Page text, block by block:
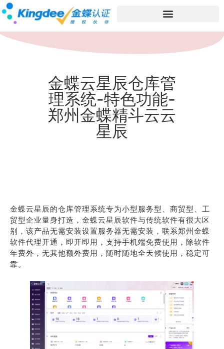
金蝶云星辰仓库管
理系统-特色功能-
郑州金蝶精斗云云
星辰
金蝶云星辰的仓库管理系统专为小型服务型、商贸型、工
贸型企业量身打造，金蝶云星辰软件与传统软件有很大区
别，该产品无需安装设置服务器无需安装，联系郑州金蝶
软件代理开通，即开即用，支持手机端免费使用，除软件
年费外，无其他额外费用，随时随地全天候使用，稳定可
靠。